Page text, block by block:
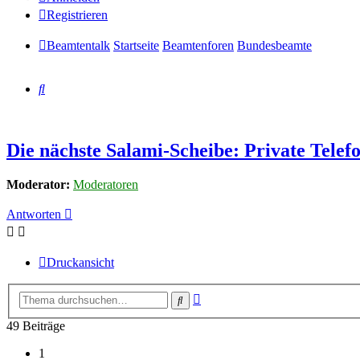
Registrieren
Beamtentalk Startseite Beamtenforen Bundesbeamte
Suche
Die nächste Salami-Scheibe: Private
Moderator: Moderatoren
Antworten
Druckansicht
Suche
49 Beiträge
1